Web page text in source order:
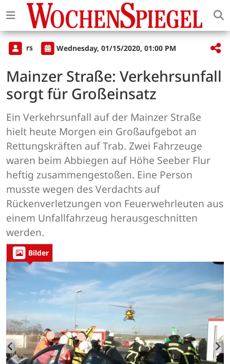
rs Wednesday, 01/15/2020, 01:00 PM
Mainzer Straße: Verkehrsunfall
sorgt für Großeinsatz
Ein Verkehrsunfall auf der Mainzer Straße
hielt heute Morgen ein Großaufgebot an
Rettungskräften auf Trab. Zwei Fahrzeuge
waren beim Abbiegen auf Höhe Seeber Flur
heftig zusammengestoßen. Eine Person
musste wegen des Verdachts auf
Rückenverletzungen von Feuerwehrleuten aus
einem Unfallfahrzeug herausgeschnitten
werden.
Bilder